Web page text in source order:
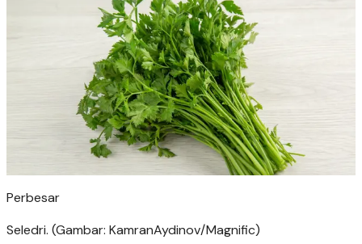
Perbesar
Seledri. (Gambar: KamranAydinov/Magnific)